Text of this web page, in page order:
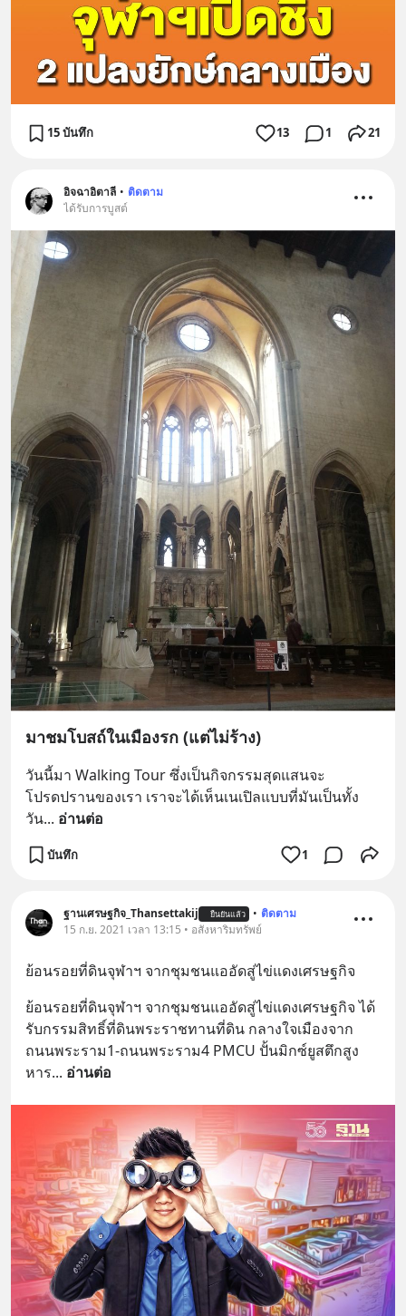
15 บันทึก 13 1 21
อิจฉาอิตาลี • ติดตาม
ได้รับการบูสต์
มาชมโบสถ์ในเมืองรก (แต่ไม่ร้าง)
วันนี้มา Walking Tour ซึ่งเป็นกิจกรรมสุดแสนจะ
โปรดปรานของเรา เราจะได้เห็นเนเปิลแบบที่มันเป็นทั้ง
วัน... อ่านต่อ
บันทึก 1
ฐานเศรษฐกิจ_Thansettakij ยืนยันแล้ว • ติดตาม
15 ก.ย. 2021 เวลา 13:15 • อสังหาริมทรัพย์
ย้อนรอยที่ดินจุฬาฯ จากชุมชนแออัดสู่ไข่แดงเศรษฐกิจ
ย้อนรอยที่ดินจุฬาฯ จากชุมชนแออัดสู่ไข่แดงเศรษฐกิจ ได้
รับกรรมสิทธิ์ที่ดินพระราชทานที่ดิน กลางใจเมืองจาก
ถนนพระราม1-ถนนพระราม4 PMCU ปั้นมิกซ์ยูสตึกสูง
หาร... อ่านต่อ